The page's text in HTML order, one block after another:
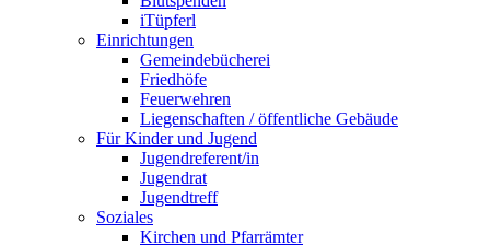
iTüpferl
Einrichtungen
Gemeindebücherei
Friedhöfe
Feuerwehren
Liegenschaften / öffentliche Gebäude
Für Kinder und Jugend
Jugendreferent/in
Jugendrat
Jugendtreff
Soziales
Kirchen und Pfarrämter